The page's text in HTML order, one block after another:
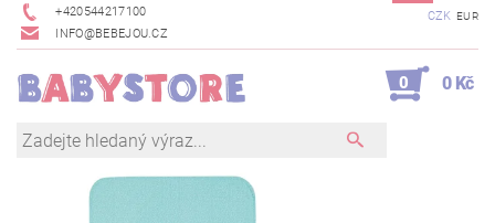
+420544217100
INFO@BEBEJOU.CZ
CZK EUR
0 0 Kč